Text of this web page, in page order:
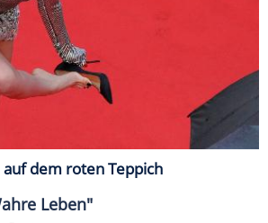
dem roten Teppich
Leben"